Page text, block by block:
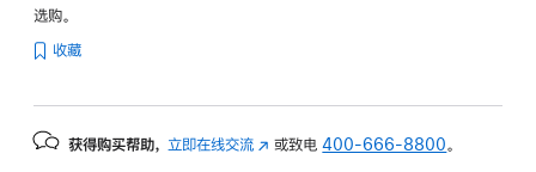
选购。
收藏
获得购买帮助， 立即在线交流 (在 或致电400-666-8800 。